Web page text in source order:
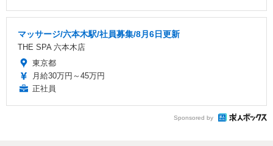
マッサージ/六本木駅/社員募集/8月6日更新
THE SPA 六本木店
東京都
月給30万円～45万円
正社員
Sponsored by